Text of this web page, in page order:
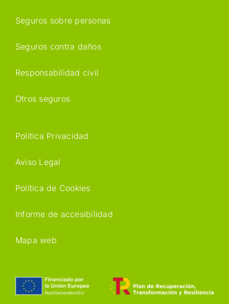
Seguros sobre personas
Seguros contra daños
Responsabilidad civil
Otros seguros
Política Privacidad
Aviso Legal
Política de Cookies
Informe de accesibilidad
Mapa web